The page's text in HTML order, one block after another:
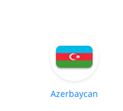
Azerbaycan